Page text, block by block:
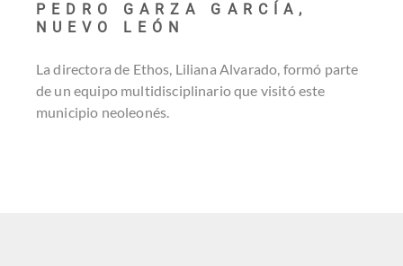
PEDRO GARZA GARCÍA,
NUEVO LEÓN
La directora de Ethos, Liliana Alvarado, formó parte
de un equipo multidisciplinario que visitó este
municipio neoleonés.